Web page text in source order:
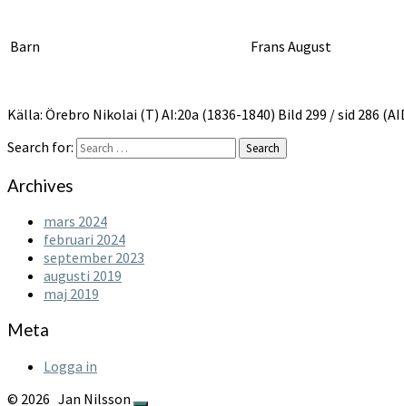
Barn Frans August
Källa: Örebro Nikolai (T) AI:20a (1836-1840) Bild 299 / sid 286
Search for:
Search
Archives
mars 2024
februari 2024
september 2023
augusti 2019
maj 2019
Meta
Logga in
© 2026 Jan Nilsson